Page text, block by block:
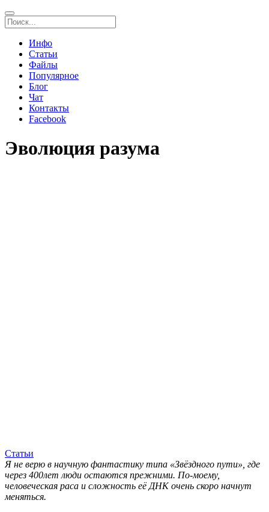
Инфо
Статьи
Файлы
Популярное
Блог
Чат
Контакты
Facebook
Эволюция разума
Статьи
Я не верю в научную фантастику типа «Звёздного пути», где
через 400лет люди остаются прежними. По-моему,
человеческая раса и сложность её ДНК очень скоро начнут
меняться.